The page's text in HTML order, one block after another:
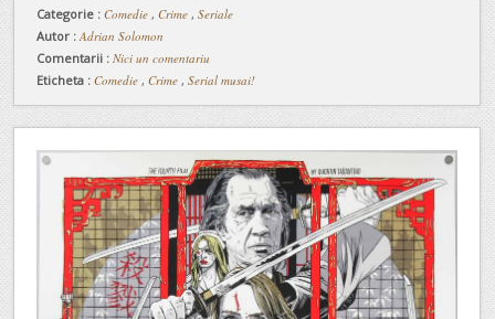
Categorie : Comedie , Crime , Seriale
Autor : Adrian Solomon
Comentarii : Nici un comentariu
Eticheta : Comedie , Crime , Serial musai!